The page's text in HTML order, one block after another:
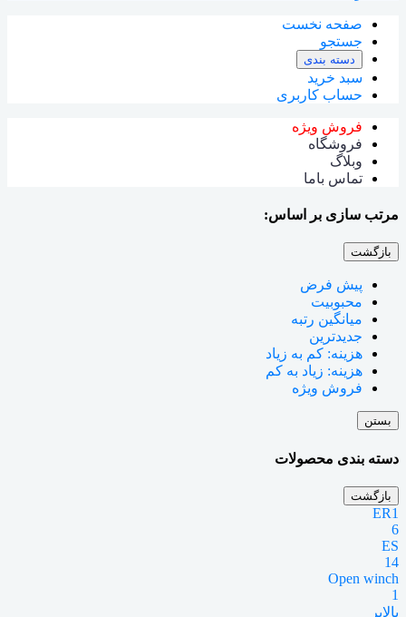
صفحه نخست
جستجو
دسته بندی
سبد خرید
حساب کاربری
فروش ویژه
فروشگاه
وبلاگ
تماس باما
مرتب سازی بر اساس:
بازگشت
پیش فرض
محبوبیت
میانگین رتبه
جدیدترین
هزینه: کم به زیاد
هزینه: زیاد به کم
فروش ویژه
بستن
دسته بندی محصولات
بازگشت
ER1
6
ES
14
Open winch
1
بالابر